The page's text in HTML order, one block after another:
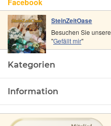
SteinZeitOase
Besuchen Sie unsere
"Gefällt mir"
Kategorien
Information